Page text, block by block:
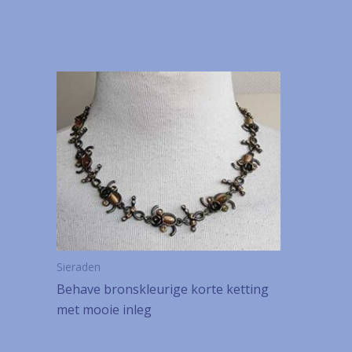
Sieraden
Behave bronskleurige korte ketting
met mooie inleg